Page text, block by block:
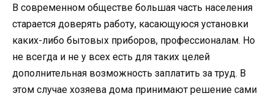
В современном обществе большая часть населения
старается доверять работу, касающуюся установки
каких-либо бытовых приборов, профессионалам. Но
не всегда и не у всех есть для таких целей
дополнительная возможность заплатить за труд. В
этом случае хозяева дома принимают решение сами